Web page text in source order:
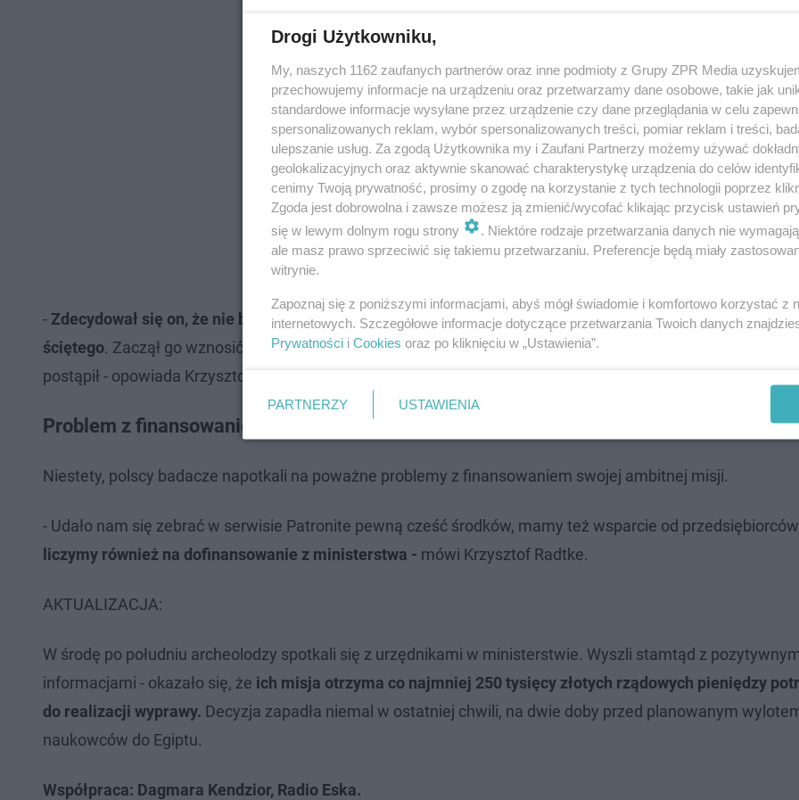
- Zdecydował się on, że nie będzie budował piramidy jak jego ojciec, ale mastabę, czyli grobowiec na
ściętego. Zaczął go wznosić 20 kilometrów od Gizy. To była nietypowa decyzja. Spróbujemy ustalić,
postąpił - opowiada Krzysztof Radtke.
Problem z finansowaniem misji polskich archeologów
Niestety, polscy badacze napotkali na poważne problemy z finansowaniem swojej ambitnej misji.
- Udało nam się zebrać w serwisie Patronite pewną cześć środków, mamy też wsparcie od
liczymy również na dofinansowanie z ministerstwa - mówi Krzysztof Radtke.
AKTUALIZACJA:
W środę po południu archeolodzy spotkali się z urzędnikami w ministerstwie. Wyszli stamtąd z
informacjami - okazało się, że ich misja otrzyma co najmniej 250 tysięcy złotych rządowych pieniędzy
do realizacji wyprawy. Decyzja zapadła niemal w ostatniej chwili, na dwie doby przed planowanym
naukowców do Egiptu.
Współpraca: Dagmara Kendzior, Radio Eska.
Drogi Użytkowniku,
My, naszych 1162 zaufanych partnerów oraz inne podmioty z Grupy ZPR Media
przechowujemy informacje na urządzeniu oraz przetwarzamy dane osobowe, takie jak
standardowe informacje wysyłane przez urządzenie czy dane przeglądania w celu
spersonalizowanych reklam, wybór spersonalizowanych treści, pomiar reklam i treści,
ulepszanie usług. Za zgodą Użytkownika my i Zaufani Partnerzy możemy używać
geolokalizacyjnych oraz aktywnie skanować charakterystykę urządzenia do celów
cenimy Twoją prywatność, prosimy o zgodę na korzystanie z tych technologii poprzez
Zgoda jest dobrowolna i zawsze możesz ją zmienić/wycofać klikając przycisk ustawień
się w lewym dolnym rogu strony
. Niektóre rodzaje przetwarzania danych nie
ale masz prawo sprzeciwić się takiemu przetwarzaniu. Preferencje będą miały
witrynie.
Zapoznaj się z poniższymi informacjami, abyś mógł świadomie i komfortowo korzystać z
internetowych. Szczegółowe informacje dotyczące przetwarzania Twoich danych
Prywatności i Cookies oraz po kliknięciu w „Ustawienia”.
PARTNERZY USTAWIENIA